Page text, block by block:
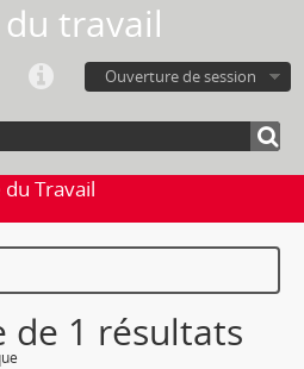
travail
Ouverture de session
Travail
de 1 résultats